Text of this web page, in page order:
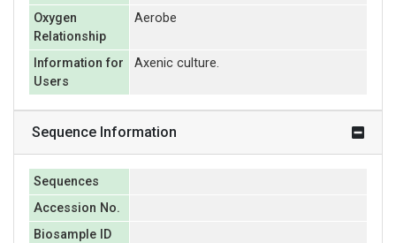
Oxygen
Relationship
Aerobe
Information for
Users
Axenic culture.
Sequence Information
Sequences
Accession No.
Biosample ID